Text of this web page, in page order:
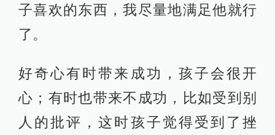
子喜欢的东西，我尽量地满足他就行
了。
好奇心有时带来成功，孩子会很开
心；有时也带来不成功，比如受到别
人的批评，这时孩子觉得受到了挫